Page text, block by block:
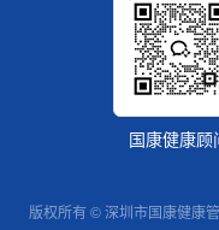
国康健康顾
版权所有 © 深圳市国康健康